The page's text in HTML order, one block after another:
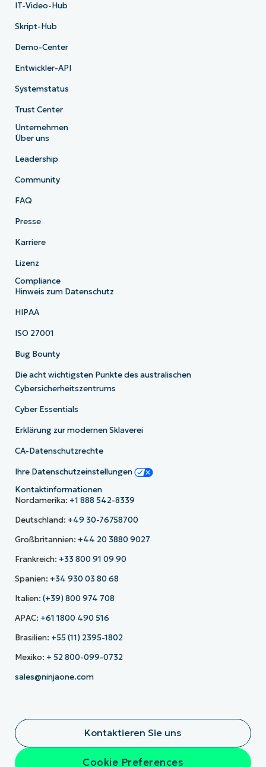
IT-Video-Hub
Skript-Hub
Demo-Center
Entwickler-API
Systemstatus
Trust Center
Unternehmen
Über uns
Leadership
Community
FAQ
Presse
Karriere
Lizenz
Compliance
Hinweis zum Datenschutz
HIPAA
ISO 27001
Bug Bounty
Die acht wichtigsten Punkte des australischen
Cybersicherheitszentrums
Cyber Essentials
Erklärung zur modernen Sklaverei
CA-Datenschutzrechte
Ihre Datenschutzeinstellungen
Kontaktinformationen
Nordamerika: +1 888 542-8339
Deutschland: +49 30-76758700
Großbritannien: +44 20 3880 9027
Frankreich: +33 800 91 09 90
Spanien: +34 930 03 80 68
Italien: (+39) 800 974 708
APAC: +61 1800 490 516
Brasilien: +55 (11) 2395-1802
Mexiko: + 52 800-099-0732
sales@ninjaone.com
Kontaktieren Sie uns
Cookie Preferences